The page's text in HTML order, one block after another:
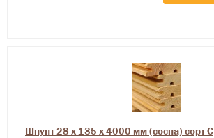
Шпунт 28 х 135 х 4000 мм (сосна) сорт С